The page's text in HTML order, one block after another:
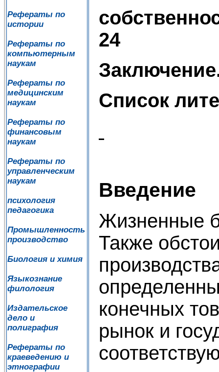
Рефераты по
истории
Рефераты по
компьютерным
наукам
Рефераты по
медицинским
наукам
Рефераты по
финансовым
наукам
Рефераты по
управленческим
наукам
психология
педагогика
Промышленность
производство
Биология и химия
Языкознание
филология
Издательское
дело и
полиграфия
Рефераты по
краеведению и
этнографии
24
Список
Введение
Жизненные
Также
конечных
рынок и